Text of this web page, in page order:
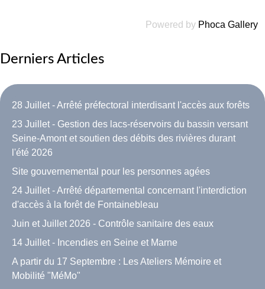
Powered by Phoca Gallery
Derniers Articles
28 Juillet - Arrêté préfectoral interdisant l'accès aux forêts
23 Juillet - Gestion des lacs-réservoirs du bassin versant
Seine-Amont et soutien des débits des rivières durant
l'été 2026
Site gouvernemental pour les personnes agées
24 Juillet - Arrêté départemental concernant l'interdiction
d'accès à la forêt de Fontainebleau
Juin et Juillet 2026 - Contrôle sanitaire des eaux
14 Juillet - Incendies en Seine et Marne
A partir du 17 Septembre : Les Ateliers Mémoire et
Mobilité "MéMo"